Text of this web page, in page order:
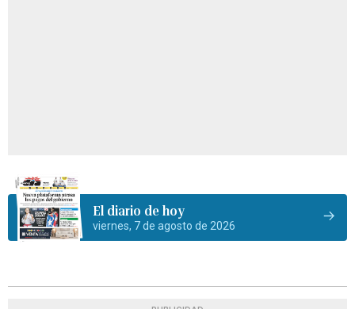
El diario de hoy
viernes, 7 de agosto de 2026